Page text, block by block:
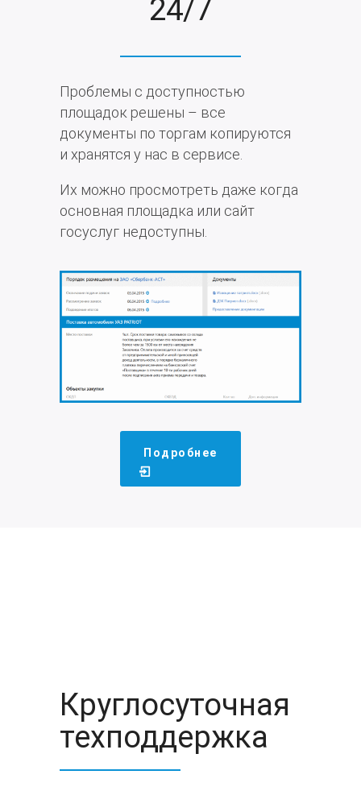
24/7
Проблемы с доступностью
площадок решены – все
документы по торгам копируются
и хранятся у нас в сервисе.
Их можно просмотреть даже когда
основная площадка или сайт
госуслуг недоступны.
Подробнее
Круглосуточная
техподдержка